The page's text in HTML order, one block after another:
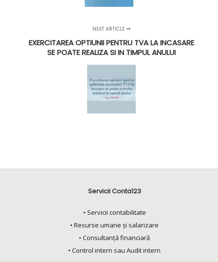
NEXT ARTICLE
EXERCITAREA OPTIUNII PENTRU TVA LA INCASARE
SE POATE REALIZA SI IN TIMPUL ANULUI
Servicii Conta123
• Servicii contabilitate
• Resurse umane și salarizare
• Consultanță financiară
• Control intern sau Audit intern